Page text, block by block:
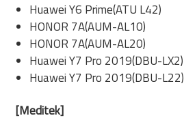
Huawei Y6 Prime(ATU L42)
HONOR 7A(AUM-AL10)
HONOR 7A(AUM-AL20)
Huawei Y7 Pro 2019(DBU-LX2)
Huawei Y7 Pro 2019(DBU-L22)
[Meditek]